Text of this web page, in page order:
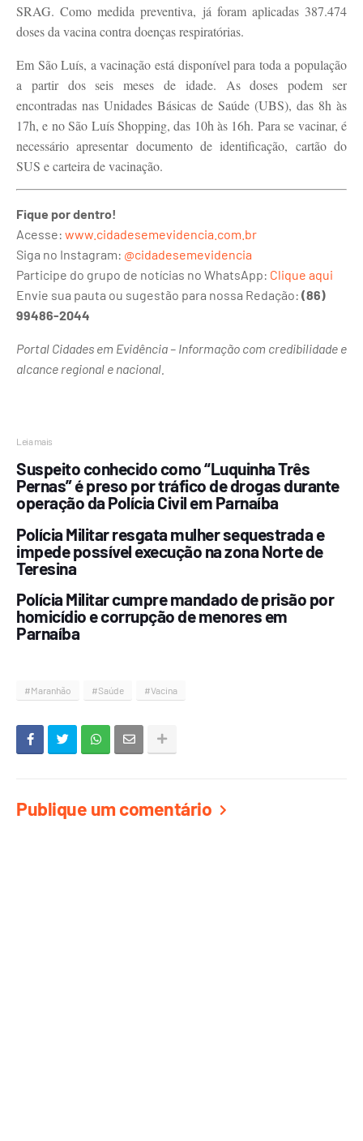
SRAG. Como medida preventiva, já foram aplicadas 387.474
doses da vacina contra doenças respiratórias.
Em São Luís, a vacinação está disponível para toda a população
a partir dos seis meses de idade. As doses podem ser
encontradas nas Unidades Básicas de Saúde (UBS), das 8h às
17h, e no São Luís Shopping, das 10h às 16h. Para se vacinar, é
necessário apresentar documento de identificação, cartão do
SUS e carteira de vacinação.
Fique por dentro!
Acesse: www.cidadesemevidencia.com.br
Siga no Instagram: @cidadesemevidencia
Participe do grupo de notícias no WhatsApp: Clique aqui
Envie sua pauta ou sugestão para nossa Redação: (86)
99486-2044
Portal Cidades em Evidência – Informação com credibilidade e
alcance regional e nacional.
Leia mais
Suspeito conhecido como “Luquinha Três
Pernas” é preso por tráfico de drogas durante
operação da Polícia Civil em Parnaíba
Polícia Militar resgata mulher sequestrada e
impede possível execução na zona Norte de
Teresina
Polícia Militar cumpre mandado de prisão por
homicídio e corrupção de menores em
Parnaíba
#Maranhão #Saúde #Vacina
Publique um comentário